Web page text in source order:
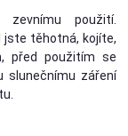
použití.
jste těhotná, kojíte,
před použitím se
slunečnímu záření